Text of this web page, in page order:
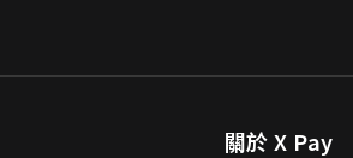
關於 X Pay